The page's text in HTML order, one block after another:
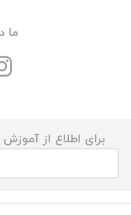
ما
برای اطلاع از